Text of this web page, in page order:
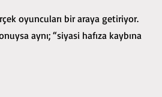
oyuncuları bir araya getiriyor.
aynı; “siyasi hafıza kaybına